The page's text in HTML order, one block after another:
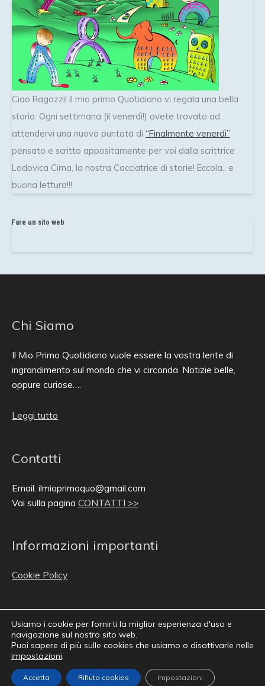
Ciao Ragazzi! Il mio primo Quotidiano vi regala una bella
storia. Ogni settimana (il venerdì!) avete trovato ad
attendervi una nuova puntata di “Finalmente venerdì”
pensato e scritto appositamente per voi dalla scrittrice
Lodovica Cima, la nostra Cacciatrice di storie! Eccola.. e
buona lettura!!!
Fare un sito web
Chi Siamo
Il Mio Primo Quotidiano vuole essere la vostra lente di
ingrandimento sul mondo che vi circonda. Notizie belle,
oppure curiose….
Leggi tutto
Contatti
Email: ilmioprimoquo@gmail.com
Vai sulla pagina CONTATTI >>
Informazioni importanti
Cookie Policy
Copyright © 2011-2026 Il Mio Primo Quotidiano
Webmaster :
Jaume Garcia
Usiamo i cookie per fornirti la miglior esperienza d'uso e
navigazione sul nostro sito web.
Puoi sapere di più sulle cookies che usiamo o disattivarle nelle
impostazioni.
Accetta Rifiuta cookies Impostazioni